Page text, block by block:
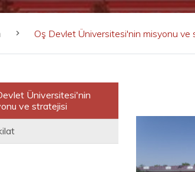
Oş Devlet Üniversitesi'nin misyonu ve
Üniversitesi'nin
ve stratejisi